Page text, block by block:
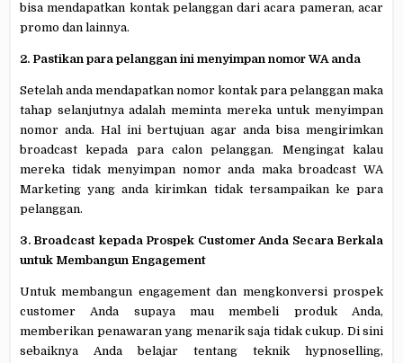
bisa mendapatkan kontak pelanggan dari acara pameran, acar
promo dan lainnya.
2. Pastikan para pelanggan ini menyimpan nomor WA anda
Setelah anda mendapatkan nomor kontak para pelanggan maka
tahap selanjutnya adalah meminta mereka untuk menyimpan
nomor anda. Hal ini bertujuan agar anda bisa mengirimkan
broadcast kepada para calon pelanggan. Mengingat kalau
mereka tidak menyimpan nomor anda maka broadcast WA
Marketing yang anda kirimkan tidak tersampaikan ke para
pelanggan.
3. Broadcast kepada Prospek Customer Anda Secara Berkala
untuk Membangun Engagement
Untuk membangun engagement dan mengkonversi prospek
customer Anda supaya mau membeli produk Anda,
memberikan penawaran yang menarik saja tidak cukup. Di sini
sebaiknya Anda belajar tentang teknik hypnoselling,